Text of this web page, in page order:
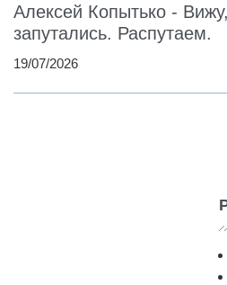
Алексей Копытько -
запутались. Распутаем.
19/07/2026